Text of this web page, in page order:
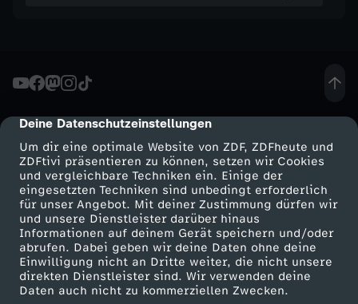
cmp-dialog-description
Deine Datenschutzeinstellungen
Um dir eine optimale Website von ZDF, ZDFheute und
ZDFtivi präsentieren zu können, setzen wir Cookies
und vergleichbare Techniken ein. Einige der
eingesetzten Techniken sind unbedingt erforderlich
für unser Angebot. Mit deiner Zustimmung dürfen wir
und unsere Dienstleister darüber hinaus
Informationen auf deinem Gerät speichern und/oder
abrufen. Dabei geben wir deine Daten ohne deine
Einwilligung nicht an Dritte weiter, die nicht unsere
direkten Dienstleister sind. Wir verwenden deine
Daten auch nicht zu kommerziellen Zwecken.
c
h
e
n
a
c
Mehr ZDF
ZDF-Apps
Smart TV
ZDFtext
Service
ZDFmitreden
Kontakt zum ZDF
Tickets